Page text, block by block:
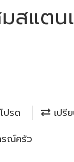
สแตน
ปรด
เปรี
ณ์ครัว